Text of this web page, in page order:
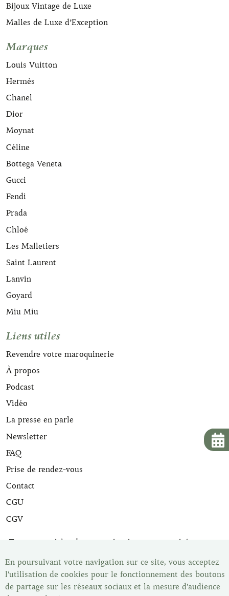
Bijoux Vintage de Luxe
Malles de Luxe d’Exception
Marques
Louis Vuitton
Hermès
Chanel
Dior
Moynat
Céline
Bottega Veneta
Gucci
Fendi
Prada
Chloé
Les Malletiers
Saint Laurent
Lanvin
Goyard
Miu Miu
Liens utiles
Revendre votre maroquinerie
À propos
Podcast
Vidéo
La presse en parle
Newsletter
FAQ
Prise de rendez-vous
Contact
CGU
CGV
Tous nos articles de maroquinerie sont expertisés et sont
acheté vous disposez du délai de rétractation légal de 14
jours pour changer d'avis. Vous pouvez retrouver tous nos
articles dans notre show-room, Les Malletiers, sur
En poursuivant votre navigation sur ce site, vous acceptez
l'utilisation de cookies pour le fonctionnement des boutons
de partage sur les réseaux sociaux et la mesure d'audience